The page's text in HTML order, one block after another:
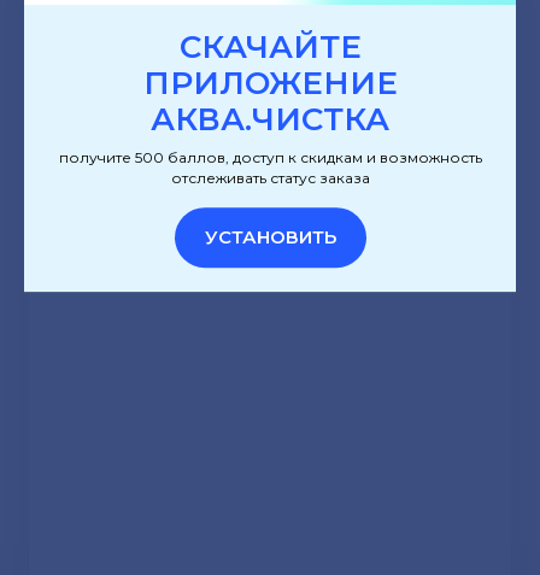
СКАЧАЙТЕ
ПРИЛОЖЕНИЕ
АКВА.ЧИСТКА
получите 500 баллов, доступ к скидкам и возможность
отслеживать статус заказа
УСТАНОВИТЬ